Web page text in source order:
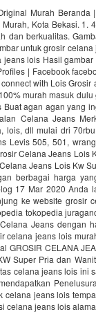
Murah Beranda
Murah, Kota Bekasi. 1.
dan berkualitas.
untuk grosir
jeans lois Hasil
| Facebook
with Lois
murah masuk
Buat agan agan yang
Celana Jeans
lois, dll mulai dri
Levis 505, 501,
Celana Jeans Lois
Jeans Lois Kw
berbagai harga
17 Mar 2020 Anda
ke website grosir
tokopedia
Jeans dengan
celana jeans lois
GROSIR CELANA
Super Pria dan
celana jeans lois ini
celana jeans lois
celana jeans lois